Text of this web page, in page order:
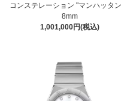
コンステレーション "マンハッタ
8mm
1,001,000円(税込)